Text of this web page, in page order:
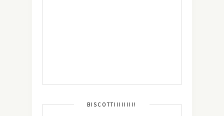
BISCOTTIIIIIIII!